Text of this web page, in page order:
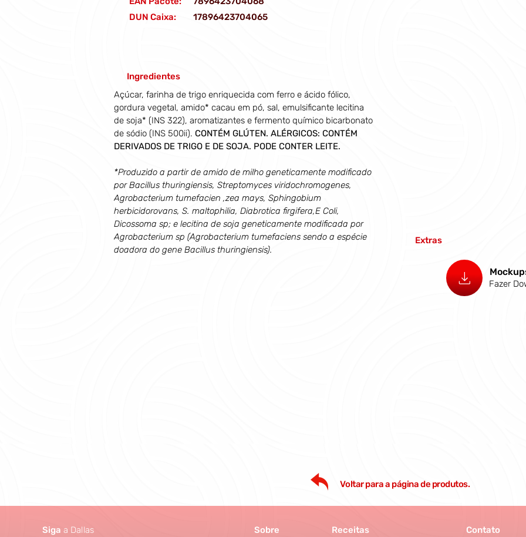
DUN Caixa:
17896423704065
Ingredientes
Açúcar, farinha de trigo enriquecida com ferro e ácido fólico,
gordura vegetal, amido* cacau em pó, sal, emulsificante lecitina
de soja* (INS 322), aromatizantes e fermento químico bicarbonato
de sódio (INS 500ii). CONTÉM GLÚTEN. ALÉRGICOS: CONTÉM
DERIVADOS DE TRIGO E DE SOJA. PODE CONTER LEITE.
*Produzido a partir de amido de milho geneticamente modificado
por Bacillus thuringiensis, Streptomyces viridochromogenes,
Agrobacterium tumefacien ,zea mays, Sphingobium
herbicidorovans, S. maltophilia, Diabrotica firgifera,E Coli,
Dicossoma sp; e lecitina de soja geneticamente modificada por
Agrobacterium sp (Agrobacterium tumefaciens sendo a espécie
doadora do gene Bacillus thuringiensis).
Extras
Fazer
Voltar para a página de produtos.
Siga a Dallas Sobre Receitas Contato